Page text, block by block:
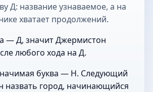
Д: название узнаваемое, а на
хватает продолжений.
— Д, значит Джермистон
любого хода на Д.
буква — Н. Следующий
назвать город, начинающийся